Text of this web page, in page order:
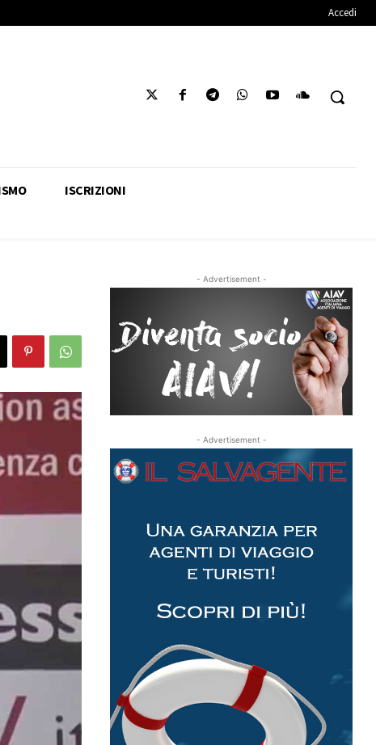
Accedi
ISCRIZIONI
- Advertisement -
- Advertisement -